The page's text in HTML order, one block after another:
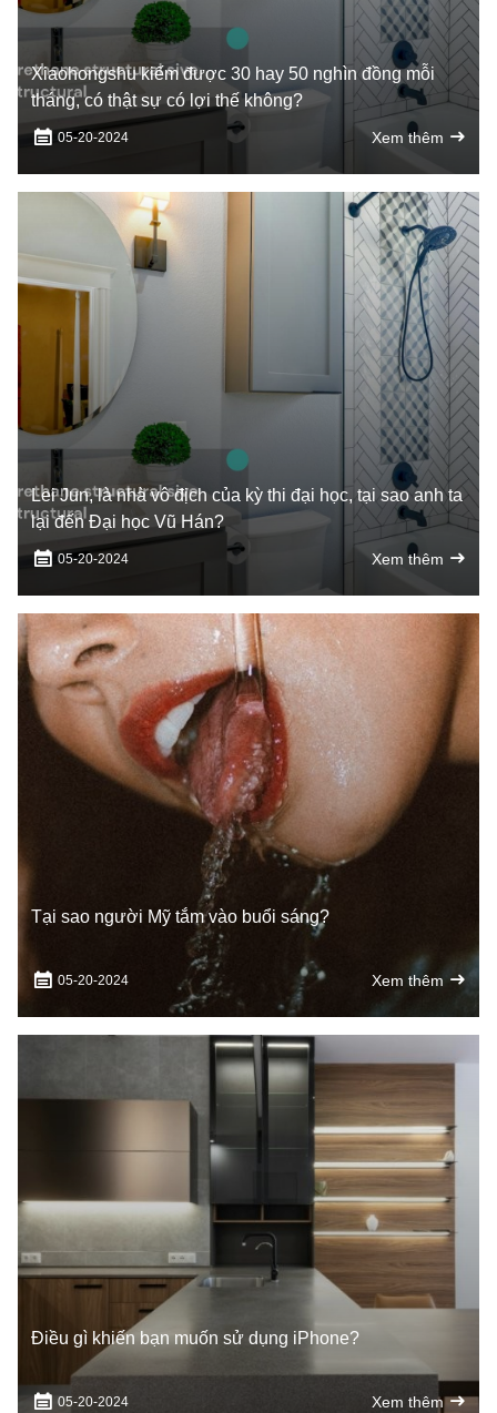
Xiaohongshu kiếm được 30 hay 50 nghìn đồng mỗi
tháng, có thật sự có lợi thế không?
05-20-2024 Xem thêm
Lei Jun, là nhà vô địch của kỳ thi đại học, tại sao anh ta
lại đến Đại học Vũ Hán?
05-20-2024 Xem thêm
Tại sao người Mỹ tắm vào buổi sáng?
05-20-2024 Xem thêm
Điều gì khiến bạn muốn sử dụng iPhone?
05-20-2024 Xem thêm